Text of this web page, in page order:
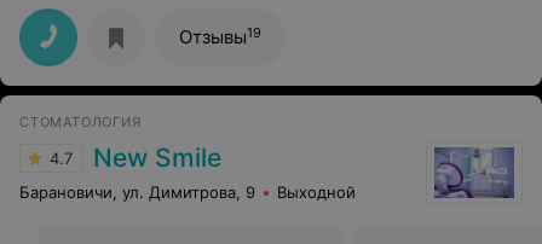
подтверждение необходимости удаления, все
подробно разъяснили. Основательно обезболили.
Само удаление зуба даже не почувствовала. У доктора
лёгкая рука. Рекомендую!
Отзывы19
СТОМАТОЛОГИЯ
4.7 New Smile
Барановичи, ул. Димитрова, 9 Выходной